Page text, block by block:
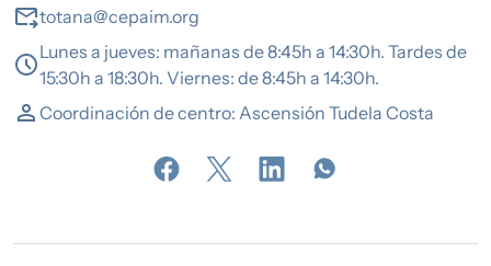
forward_to_inboxtotana@cepaim.org
scheduleLunes a jueves: mañanas de 8:45h a 14:30h. Tardes de
15:30h a 18:30h. Viernes: de 8:45h a 14:30h.
person Coordinación de centro: Ascensión Tudela Costa